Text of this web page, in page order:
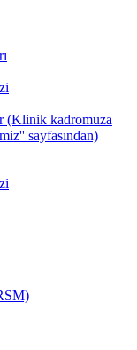
(Klinik kadromuza
sayfasından)